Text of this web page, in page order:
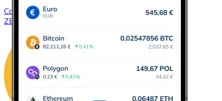
ComprarZCash
con transferencia bancaria
ZEC